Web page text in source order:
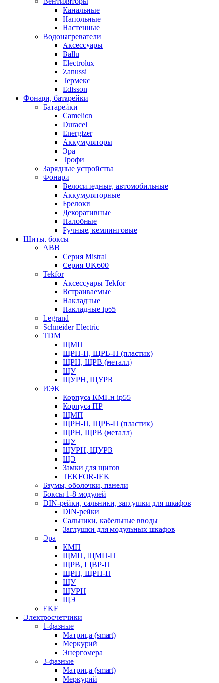
Канальные
Напольные
Настенные
Водонагреватели
Аксессуары
Ballu
Electrolux
Zanussi
Термекс
Edisson
Фонари, батарейки
Батарейки
Camelion
Duracell
Energizer
Аккумуляторы
Эра
Трофи
Зарядные устройства
Фонари
Велосипедные, автомобильные
Аккумуляторные
Брелоки
Декоративные
Налобные
Ручные, кемпинговые
Щиты, боксы
ABB
Серия Mistral
Серия UK600
Tekfor
Аксессуары Tekfor
Встраиваемые
Накладные
Накладные ip65
Legrand
Schneider Electric
TDM
ЩМП
ЩРН-П, ЩРВ-П (пластик)
ЩРН, ЩРВ (металл)
ЩУ
ЩУРН, ЩУРВ
ИЭК
Корпуса КМПн ip55
Корпуса ПР
ЩМП
ЩРН-П, ЩРВ-П (пластик)
ЩРН, ЩРВ (металл)
ЩУ
ЩУРН, ЩУРВ
ЩЭ
Замки для щитов
TEKFOR-IEK
Бзумы, оболочки, панели
Боксы 1-8 модулей
DIN-рейки, сальники, заглушки для шкафов
DIN-рейки
Сальники, кабельные вводы
Заглушки для модульных шкафов
Эра
КМП
ЩМП, ЩМП-П
ЩРВ, ЩВР-П
ЩРН, ЩРН-П
ЩУ
ЩУРН
ЩЭ
EKF
Электросчетчики
1-фазные
Матрица (smart)
Меркурий
Энергомера
3-фазные
Матрица (smart)
Меркурий